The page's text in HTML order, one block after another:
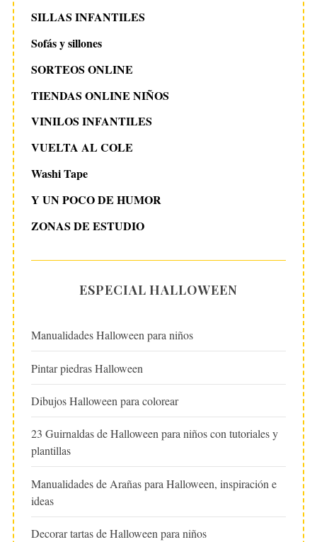
SILLAS INFANTILES
Sofás y sillones
SORTEOS ONLINE
TIENDAS ONLINE NIÑOS
VINILOS INFANTILES
VUELTA AL COLE
Washi Tape
Y UN POCO DE HUMOR
ZONAS DE ESTUDIO
ESPECIAL HALLOWEEN
Manualidades Halloween para niños
Pintar piedras Halloween
Dibujos Halloween para colorear
23 Guirnaldas de Halloween para niños con tutoriales y
plantillas
Manualidades de Arañas para Halloween, inspiración e
ideas
Decorar tartas de Halloween para niños